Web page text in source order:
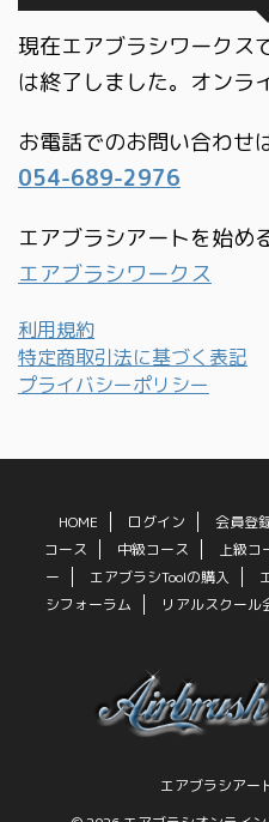
現在エアブラシワークス
は終了しました。オンラ
お電話でのお問い合わせ
054-689-2976
エアブラシアートを始め
エアブラシワークス
利用規約
特定商取引法に基づく表記
プライバシーポリシー
HOME ログイン 会員登
コース
中級コース 上級コ
ー
エアブラシToolの購入
シフォーラム
リアルスクール
エアブラシアー